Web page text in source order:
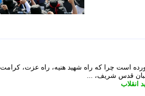
است چرا که راه شهید هنیه، راه عزت، کرامت
قدس شریف، ...
انقلاب